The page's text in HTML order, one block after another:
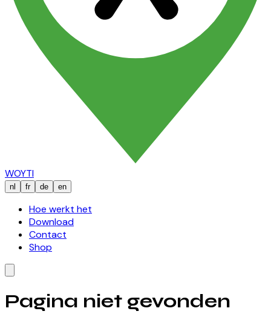
WOYTI
nl fr de en
Hoe werkt het
Download
Contact
Shop
Pagina niet gevonden